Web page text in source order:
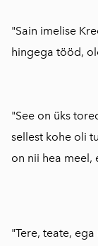
"Sain imelise
hingega tööd,
"See on üks
sellest kohe oli
on nii hea meel,
"Tere, teate,